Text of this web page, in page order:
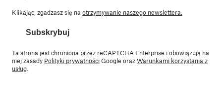
Klikając, zgadzasz się na otrzymywanie naszego newslettera.
Subskrybuj
Ta strona jest chroniona przez reCAPTCHA Enterprise i obowiązują na
niej zasady Polityki prywatnościGoogle orazWarunkami korzystania z
usług